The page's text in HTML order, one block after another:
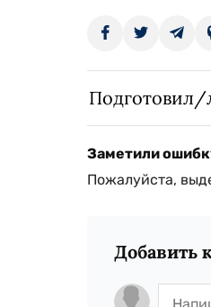
Подготовил/
Заметили
Пожалуйста,
Добавить